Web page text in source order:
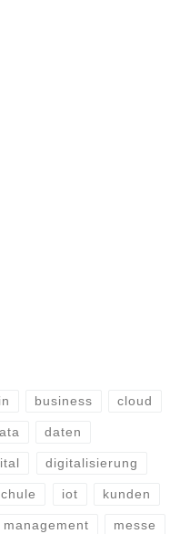
business cloud
daten
digitalisierung
iot kunden
management messe